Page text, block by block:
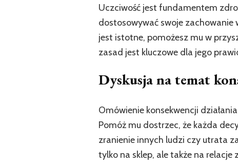
Uczciwość jest fundamentem
dostosowywać swoje zachowanie
jest istotne, pomożesz mu w
zasad jest kluczowe dla jego
Dyskusja na temat
Omówienie konsekwencji
Pomóż mu dostrzec, że każda
zranienie innych ludzi czy utrata
tylko na sklep, ale także na relacje